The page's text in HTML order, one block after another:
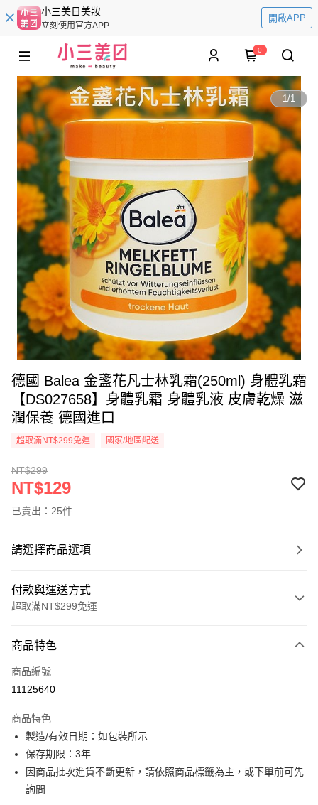
小三美日美妝
立刻使用官方APP
開啟APP
0
1/1
德國 Balea 金盞花凡士林乳霜(250ml) 身體乳霜
【DS027658】身體乳霜 身體乳液 皮膚乾燥 滋
潤保養 德國進口
超取滿NT$299免運 國家/地區配送
NT$299
NT$129
已賣出：25件
請選擇商品選項
付款與運送方式
超取滿NT$299免運
信用卡一次付款
超商取貨付款
Apple Pay
街口支付
全盈+PAY
商品特色
商品編號
11125640
商品特色
製造/有效日期：如包裝所示
保存期限：3年
因商品批次進貨不斷更新，請依照商品標籤為主，或下單前可先
詢問